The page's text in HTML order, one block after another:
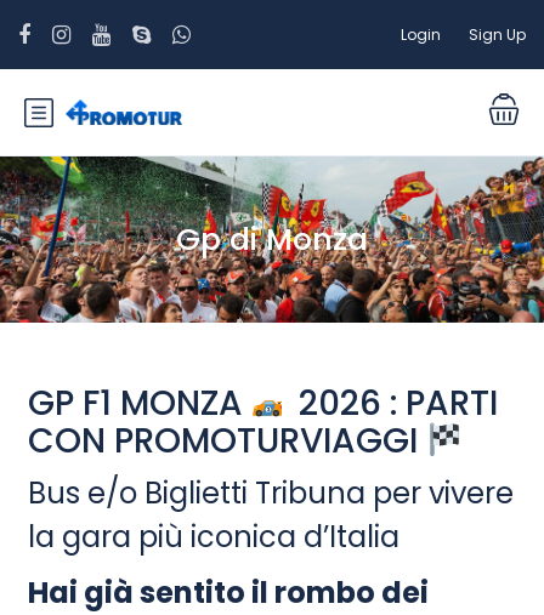
Login Sign Up
Gp di Monza
GP F1 MONZA
2026 : PARTI
CON PROMOTURVIAGGI
Bus e/o Biglietti Tribuna per vivere
la gara più iconica d’Italia
Hai già sentito il rombo dei